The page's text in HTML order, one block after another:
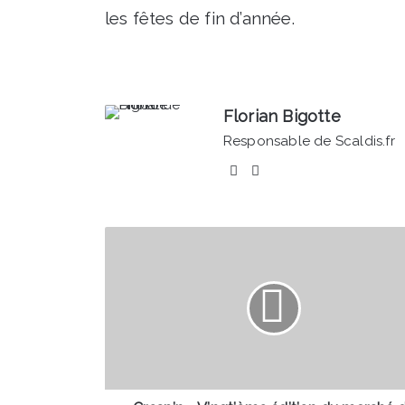
les fêtes de fin d’année.
Florian Bigotte
Responsable de Scaldis.fr
Facebook
ce